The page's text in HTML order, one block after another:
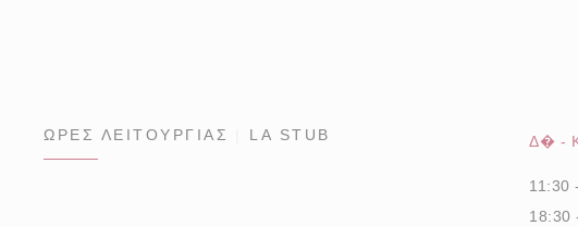
ΏΡΕΣ ΛΕΙΤΟΥΡΓΊΑΣ LA STUB Δ� -
11:30
18:30